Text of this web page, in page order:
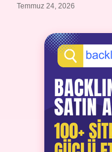
Temmuz 24, 2026